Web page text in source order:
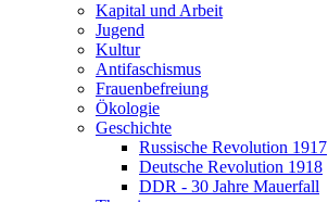
Kapital und Arbeit
Jugend
Kultur
Antifaschismus
Frauenbefreiung
Ökologie
Geschichte
Russische Revolution 1917
Deutsche Revolution 1918
DDR - 30 Jahre Mauerfall